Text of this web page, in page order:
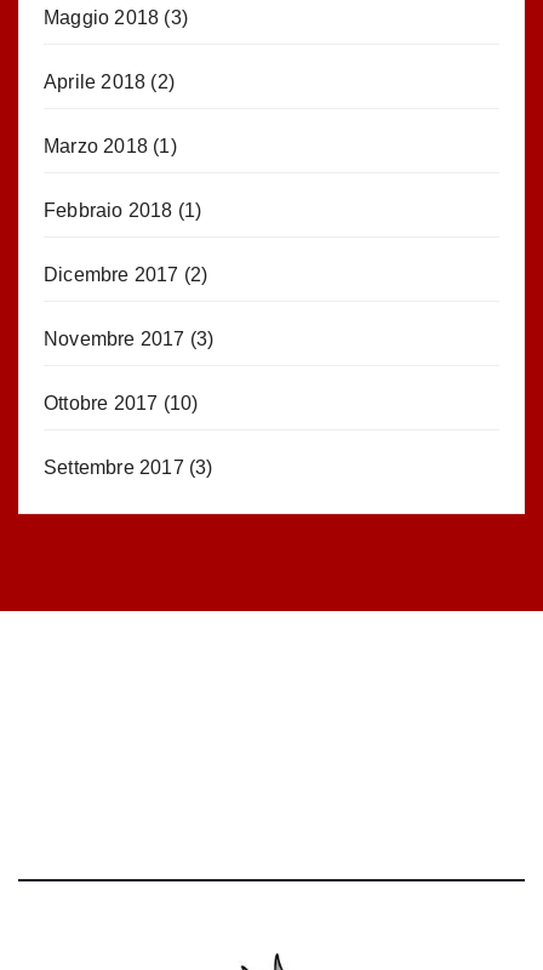
Maggio 2018 (3)
Aprile 2018 (2)
Marzo 2018 (1)
Febbraio 2018 (1)
Dicembre 2017 (2)
Novembre 2017 (3)
Ottobre 2017 (10)
Settembre 2017 (3)